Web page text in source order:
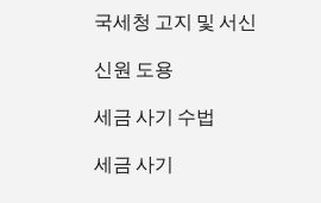
국세청 고지 및 서신
신원 도용
세금 사기 수법
세금 사기